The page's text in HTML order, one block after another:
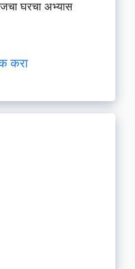
घरचा अभ्यास
करा